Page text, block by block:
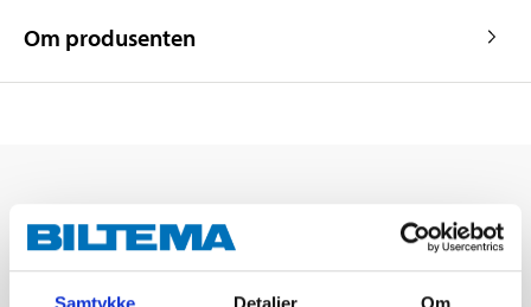
Samtykke Detaljer Om
Om produsenten